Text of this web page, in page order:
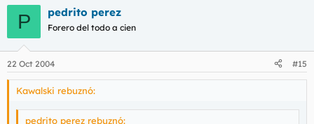
P pedrito perez
Forero del todo a cien
22 Oct 2004 #15
Kawalski rebuznó:
pedrito perez rebuznó: